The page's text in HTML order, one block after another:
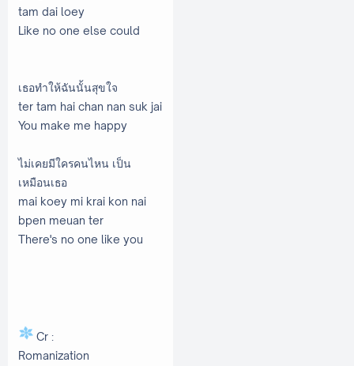
tam dai loey
Like no one else could
เธอทำให้ฉันนั้นสุขใจ
ter tam hai chan nan suk jai
You make me happy
ไม่เคยมีใครคนไหน เป็น
เหมือนเธอ
mai koey mi krai kon nai
bpen meuan ter
There's no one like you
Cr :
Romanization